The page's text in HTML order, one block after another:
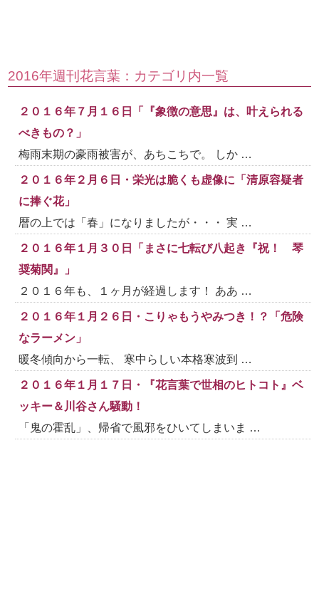
2016年週刊花言葉：カテゴリ内一覧
２０１６年７月１６日「『象徴の意思』は、叶えられる
べきもの？」
梅雨末期の豪雨被害が、あちこちで。 しか …
２０１６年２月６日・栄光は脆くも虚像に「清原容疑者
に捧ぐ花」
暦の上では「春」になりましたが・・・ 実 …
２０１６年１月３０日「まさに七転び八起き『祝！ 琴
奨菊関』」
２０１６年も、１ヶ月が経過します！ ああ …
２０１６年１月２６日・こりゃもうやみつき！？「危険
なラーメン」
暖冬傾向から一転、 寒中らしい本格寒波到 …
２０１６年１月１７日・『花言葉で世相のヒトコト』ベ
ッキー＆川谷さん騒動！
「鬼の霍乱」、帰省で風邪をひいてしまいま …